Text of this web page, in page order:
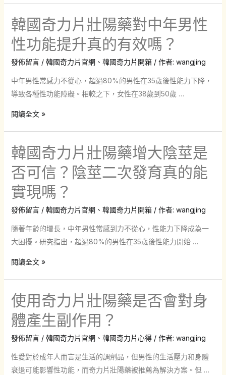
力
片
壯
陽
藥
應
意
什
韓
國
奇
力
片
陽
藥
官
品
保
證
是
否
可
韓國奇力片壯陽藥對中年男性
性功能提升真的有效嗎？
發佈留言 / 韓國奇力片官網、 韓國奇力片開箱/ 作者: wangjing
中年男性常感力不從心，超過80%的男性在35歲後性能力下降，
導致各種性功能障礙。相較之下，女性在38歲到50歲 …
韓
力
片
壯
陽
藥
中
年
男
功
能
提
升
的
閱讀全文 »
韓國奇力片壯陽藥增大陰莖是
否可信？陰莖二次發育真的能
實現嗎？
發佈留言 / 韓國奇力片官網、 韓國奇力片開箱/ 作者: wangjing
隨著年齡的增長，中年男性常感到力不從心，性能力下降成為一
大困擾。研究指出，超過80%的男性在35歲後性能力開始 …
韓
力
片
壯
陽
藥
增
閱讀全文 »
使用奇力片壯陽藥是否會對身
體產生副作用？
發佈留言 / 韓國奇力片官網、 韓國奇力片心得/ 作者: wangjing
性愛對於成年人而言是生活的調劑品，但男性的生活壓力和身體
衰退可能影響性功能，而奇力片壯陽藥被推薦為解決方案。但 …